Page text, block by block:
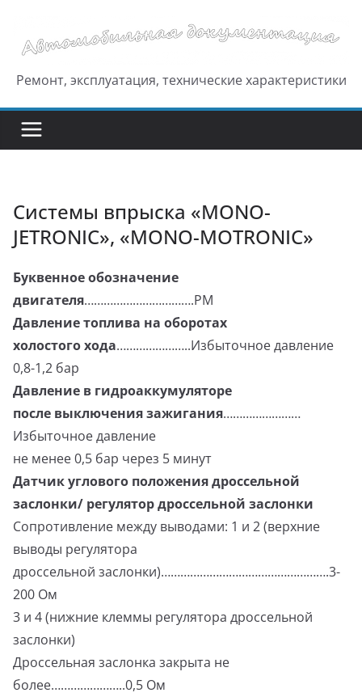
содержимому
Ремонт, эксплуатация, технические характеристики
Системы впрыска «MONO-
JETRONIC», «MONO-MOTRONIC»
Буквенное обозначение
двигателя…………………………….РМ
Давление топлива на оборотах
холостого хода…………………..Избыточное давление
0,8-1,2 бар
Давление в гидроаккумуляторе
после выключения зажигания……………………
Избыточное давление
не менее 0,5 бар через 5 минут
Датчик углового положения дроссельной
заслонки/ регулятор дроссельной заслонки
Сопротивление между выводами: 1 и 2 (верхние
выводы регулятора
дроссельной заслонки)…………………………………………….3-
200 Ом
3 и 4 (нижние клеммы регулятора дроссельной
заслонки)
Дроссельная заслонка закрыта не
более…………………..0,5 Ом